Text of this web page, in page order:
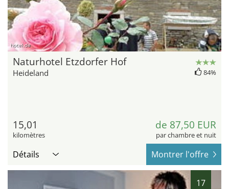
hotel.de
Naturhotel Etzdorfer Hof
Heideland 84%
15,01
kilomètres
de 87,50 EUR
par chambre et nuit
Détails Montrer l'offre
17